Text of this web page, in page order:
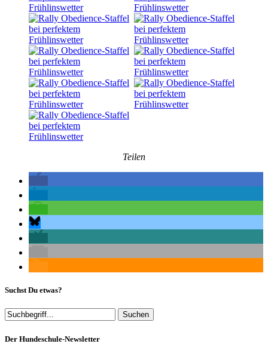
Teilen
Suchst Du etwas?
Der Hundeschule-Newsletter